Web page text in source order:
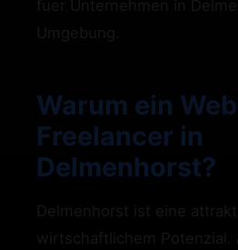
Warum ein
Freelancer in
Delmenhorst?